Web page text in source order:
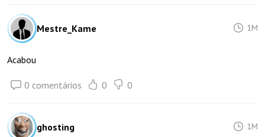
Mestre_Kame 1M
Acabou
0 comentários 0 0
ghosting 1M